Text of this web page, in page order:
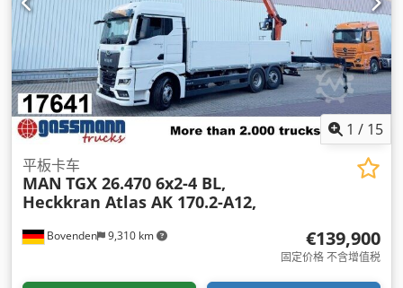
1 / 15
Bovenden 9,310 km
平板卡车
MAN TGX 26.470 6x2-4 BL,
Heckkran Atlas AK 170.2-A12,
€139,900
固定价格 不含增值税